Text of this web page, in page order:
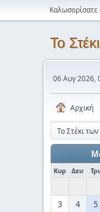
Καλωσορίσατε
Το
06 Αυγ
Αρχική
Το Στέκι
Κυρ Δευ Τρι
3
4 5